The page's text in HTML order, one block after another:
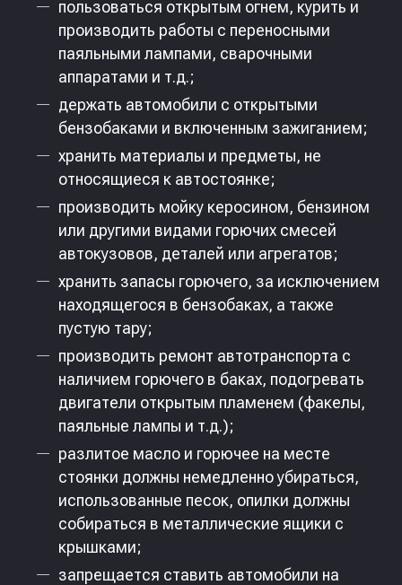
пользоваться открытым огнем, курить и
производить работы с переносными
паяльными лампами, сварочными
аппаратами и т.д.;
держать автомобили с открытыми
бензобаками и включенным зажиганием;
хранить материалы и предметы, не
относящиеся к автостоянке;
производить мойку керосином, бензином
или другими видами горючих смесей
автокузовов, деталей или агрегатов;
хранить запасы горючего, за исключением
находящегося в бензобаках, а также
пустую тару;
производить ремонт автотранспорта с
наличием горючего в баках, подогревать
двигатели открытым пламенем (факелы,
паяльные лампы и т.д.);
разлитое масло и горючее на месте
стоянки должны немедленно убираться,
использованные песок, опилки должны
собираться в металлические ящики с
крышками;
запрещается ставить автомобили на